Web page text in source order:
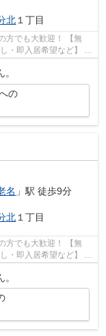
北 １丁目
でも大歓迎！ 【無
・即入居希望など】 ネ
の
名 」駅 徒歩9分
北 １丁目
でも大歓迎！ 【無
・即入居希望など】 ネ